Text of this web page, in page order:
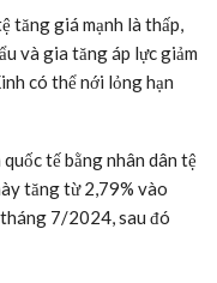
tăng giá mạnh là thấp,
và gia tăng áp lực giảm
có thể nới lỏng hạn
tế bằng nhân dân tệ
tăng từ 2,79% vào
7/2024, sau đó